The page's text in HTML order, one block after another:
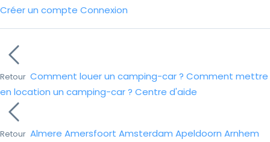
Créer un compte Connexion
Retour Comment louer un camping-car ? Comment mettre
en location un camping-car ? Centre d'aide
Retour Almere Amersfoort Amsterdam Apeldoorn Arnhem